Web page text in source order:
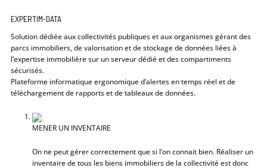
EXPERTIM-DATA
Solution dédiée aux collectivités publiques et aux organismes gérant des
parcs immobiliers, de valorisation et de stockage de données liées à
l’expertise immobilière sur un serveur dédié et des compartiments
sécurisés.
Plateforme informatique ergonomique d’alertes en temps réel et de
téléchargement de rapports et de tableaux de données.
MENER UN INVENTAIRE
On ne peut gérer correctement que si l’on connait bien. Réaliser un
inventaire de tous les biens immobiliers de la collectivité est donc